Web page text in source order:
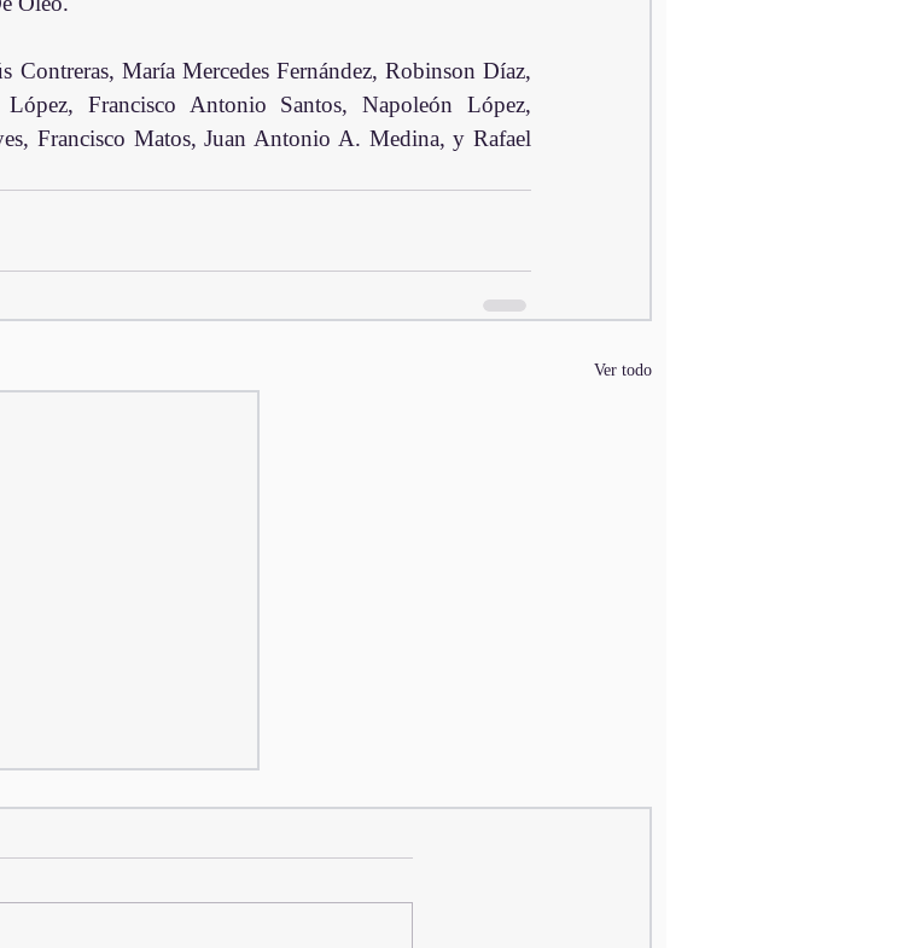
Contreras, María Mercedes Fernández, Robinson Díaz,
Francisco Antonio Santos, Napoleón López,
Francisco Matos, Juan Antonio A. Medina, y Rafael
Ver todo